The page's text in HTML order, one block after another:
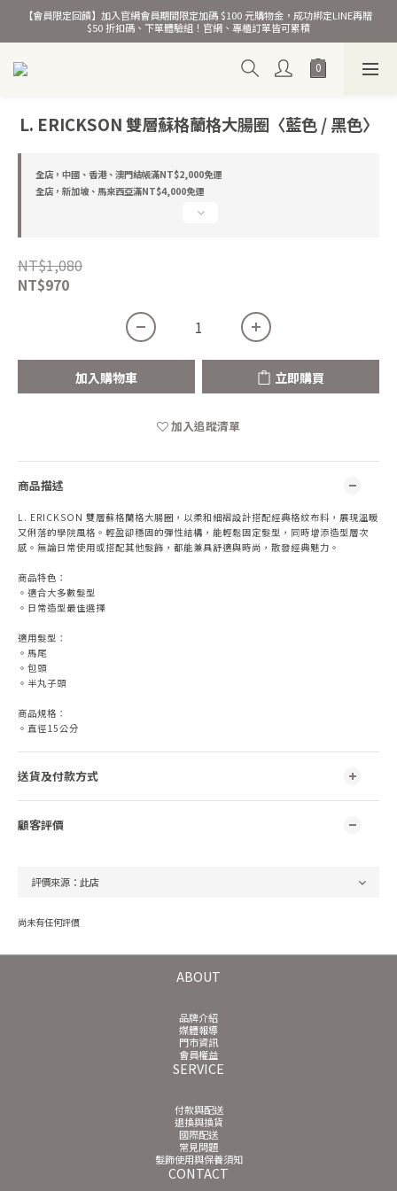
熱銷千萬條彈力髮圈！
【會員限定回饋】加入官網會員期間限定加碼 $100 元購物金，成功綁定LINE再贈
$50 折扣碼、下單體驗組！官網、專櫃訂單皆可累積
熱銷千萬條彈力髮圈！
L. ERICKSON 雙層蘇格蘭格大腸圈〈藍色 / 黑色〉
全店，中國、香港、澳門結帳滿NT$2,000免運
全店，新加坡、馬來西亞滿NT$4,000免運
NT$1,080
NT$970
加入購物車 立即購買
加入追蹤清單
商品描述
L. ERICKSON 雙層蘇格蘭格大腸圈，以柔和細褶設計搭配經典格紋布料，展現溫暖
又俐落的學院風格。輕盈卻穩固的彈性結構，能輕鬆固定髮型，同時增添造型層次
感。無論日常使用或搭配其他髮飾，都能兼具舒適與時尚，散發經典魅力。
商品特色：
。適合大多數髮型
。日常造型最佳選擇
適用髮型：
。馬尾
。包頭
。半丸子頭
商品規格：
。直徑15公分
送貨及付款方式
顧客評價
尚未有任何評價
ABOUT
品牌介紹
媒體報導
門市資訊
會員權益
SERVICE
付款與配送
退換與換貨
國際配送
常見問題
髮飾使用與保養須知
CONTACT